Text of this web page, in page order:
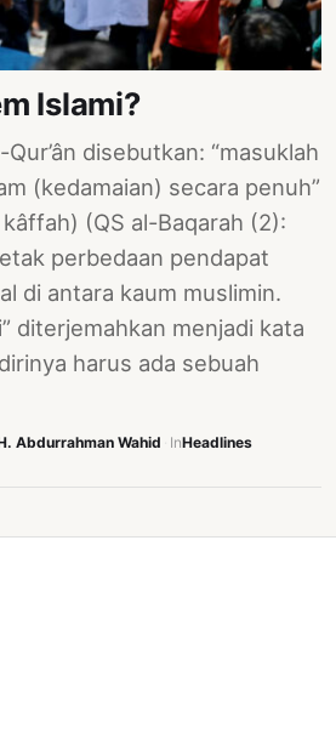
Islami?
disebutkan: “masuklah
(kedamaian) secara penuh”
(QS al-Baqarah (2):
perbedaan pendapat
di antara kaum muslimin.
diterjemahkan menjadi kata
harus ada sebuah
Abdurrahman Wahid InHeadlines